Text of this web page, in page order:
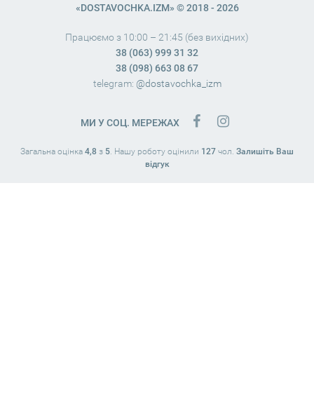
«DOSTAVOCHKA.IZM» © 2018 - 2026
Працюємо з 10:00 – 21:45 (без вихідних)
38 (063) 999 31 32
38 (098) 663 08 67
telegram: @dostavochka_izm
МИ У СОЦ. МЕРЕЖАХ
Загальна оцінка 4,8 з 5. Нашу роботу оцінили 127 чол. Залишіть Ваш
відгук